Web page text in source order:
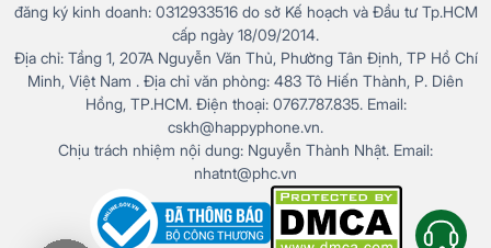
đăng ký kinh doanh: 0312933516 do sở Kế hoạch và Đầu tư Tp.HCM
cấp ngày 18/09/2014.
Địa chỉ: Tầng 1, 207A Nguyễn Văn Thủ, Phường Tân Định, TP Hồ Chí
Minh, Việt Nam . Địa chỉ văn phòng: 483 Tô Hiến Thành, P. Diên
Hồng, TP.HCM. Điện thoại: 0767.787.835. Email:
cskh@happyphone.vn.
Chịu trách nhiệm nội dung: Nguyễn Thành Nhật. Email:
nhatnt@phc.vn